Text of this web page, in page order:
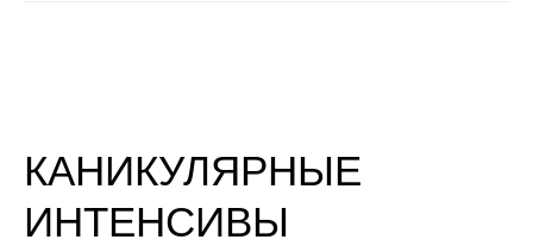
КАНИКУЛЯРНЫЕ
ИНТЕНСИВЫ